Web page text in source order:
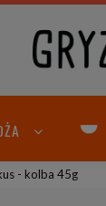
- kolba 45g